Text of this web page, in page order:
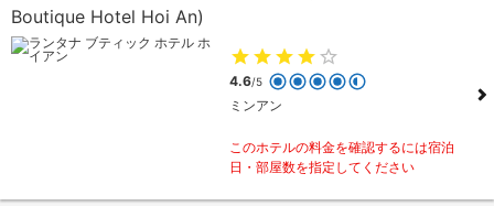
Boutique Hotel Hoi An)
4.6/5
ミンアン
このホテルの料金を確認するには宿泊
日・部屋数を指定してください